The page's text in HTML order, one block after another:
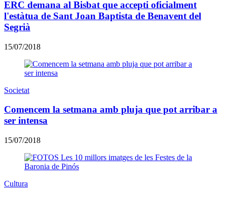
ERC demana al Bisbat que accepti oficialment
l'estàtua de Sant Joan Baptista de Benavent del
Segrià
15/07/2018
Societat
Comencem la setmana amb pluja que pot arribar a
ser intensa
15/07/2018
Cultura